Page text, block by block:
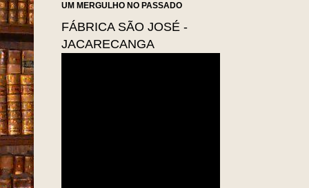
UM MERGULHO NO PASSADO
FÁBRICA SÃO JOSÉ -
JACARECANGA